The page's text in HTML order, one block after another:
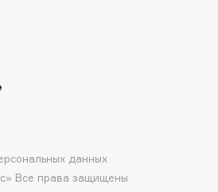
Все права защищены
данных